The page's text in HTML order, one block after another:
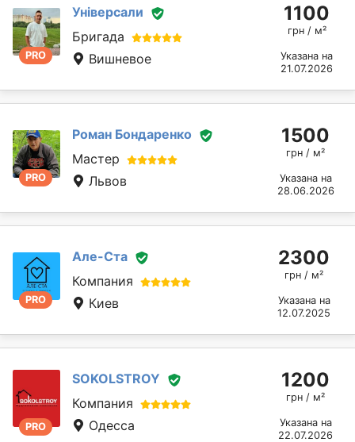
PRO
Універсали
Бригада
Вишневое
1100
грн / м²
Указана на
21.07.2026
PRO
Роман Бондаренко
Мастер
Львов
1500
грн / м²
Указана на
28.06.2026
PRO
Але-Ста
Компания
Киев
2300
грн / м²
Указана на
12.07.2025
PRO
SOKOLSTROY
Компания
Одесса
1200
грн / м²
Указана на
22.07.2026